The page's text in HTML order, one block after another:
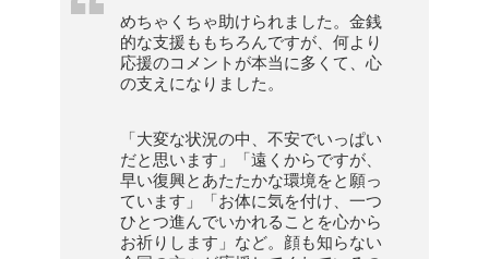
めちゃくちゃ助けられました。金銭
的な支援ももちろんですが、何より
応援のコメントが本当に多くて、心
の支えになりました。
「大変な状況の中、不安でいっぱい
だと思います」「遠くからですが、
早い復興とあたたかな環境をと願っ
ています」「お体に気を付け、一つ
ひとつ進んでいかれることを心から
お祈りします」など。顔も知らない